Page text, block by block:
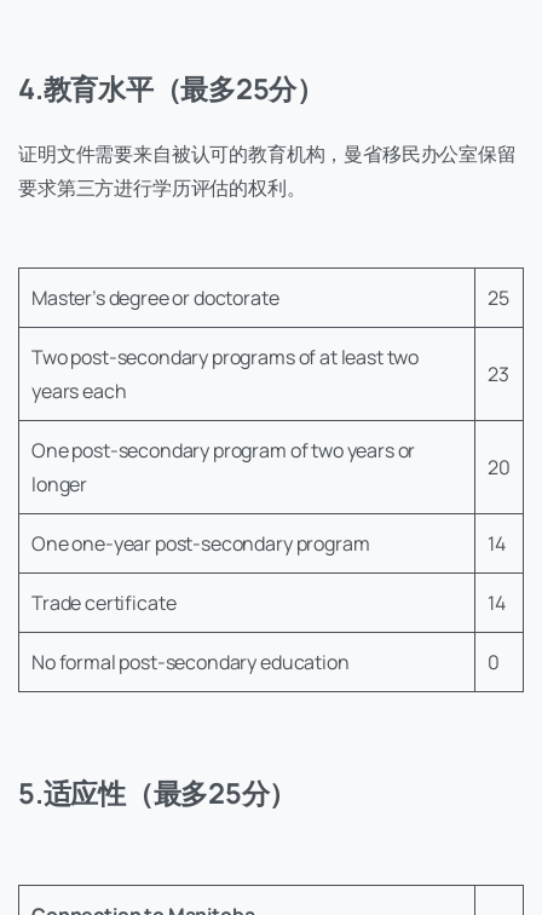
4.教育水平（最多25分）
证明文件需要来自被认可的教育机构，曼省移民办公室保留
要求第三方进行学历评估的权利。
Master’s degree or doctorate 25
Two post-secondary programs of at least two
years each
23
One post-secondary program of two years or
longer
20
One one-year post-secondary program 14
Trade certificate 14
No formal post-secondary education 0
5.适应性（最多25分）